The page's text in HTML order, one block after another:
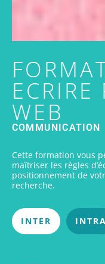
ECRIRE
WEB
COMMUNICATION
Cette formation vous
maîtriser les règles
positionnement de
recherche.
INTER INTRA